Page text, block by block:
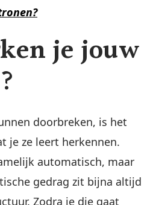
je jouw
doorbreken, is het
je ze leert herkennen.
automatisch, maar
gedrag zit bijna altijd
Zodra je die gaat